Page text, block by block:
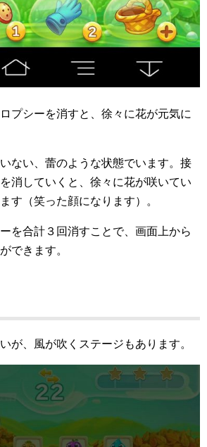
プシーを消すと、徐々に花が元気に
ない、蕾のような状態でいます。接
消していくと、徐々に花が咲いてい
す（笑った顔になります）。
を合計３回消すことで、画面上から
できます。
が、風が吹くステージもあります。